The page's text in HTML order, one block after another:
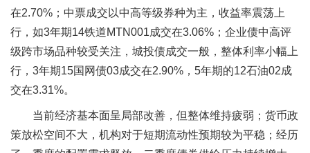
在2.70%；中票成交以中高等级券种为主，收益率震荡上
行，如3年期14铁道MTN001成交在3.06%；企业债中高评
级跨市场品种较受关注，城投债成交一般，整体利率小幅上
行，3年期15国网债03成交在2.90%，5年期的12石油02成
交在3.31%。
当前经济基本面呈局部改善，但整体维持疲弱；货币政
策放松空间不大，机构对于短期流动性预期较为平稳；经历